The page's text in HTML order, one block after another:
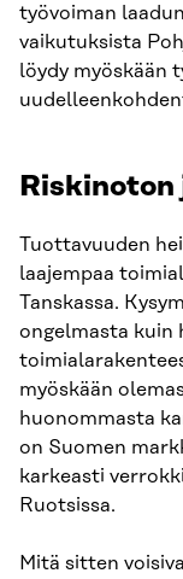
työvoiman
vaikutuksista
löydy myöskään
Riskinoton
Tuottavuuden
laajempaa
Tanskassa.
ongelmasta kuin
myöskään
huonommasta
on Suomen
karkeasti
Ruotsissa.
Mitä sitten